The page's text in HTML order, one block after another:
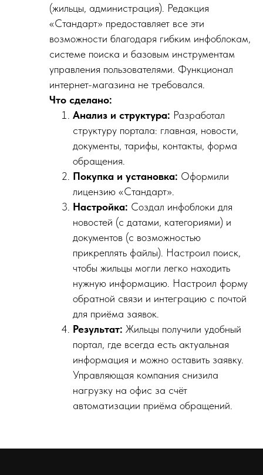
(жильцы, администрация). Редакция
«Стандарт» предоставляет все эти
возможности благодаря гибким инфоблокам,
системе поиска и базовым инструментам
управления пользователями. Функционал
интернет-магазина не требовался.
Что сделано:
Анализ и структура: Разработал
структуру портала: главная, новости,
документы, тарифы, контакты, форма
обращения.
Покупка и установка: Оформили
лицензию «Стандарт».
Настройка: Создал инфоблоки для
новостей (с датами, категориями) и
документов (с возможностью
прикреплять файлы). Настроил поиск,
чтобы жильцы могли легко находить
нужную информацию. Настроил форму
обратной связи и интеграцию с почтой
для приёма заявок.
Результат: Жильцы получили удобный
портал, где всегда есть актуальная
информация и можно оставить заявку.
Управляющая компания снизила
нагрузку на офис за счёт
автоматизации приёма обращений.